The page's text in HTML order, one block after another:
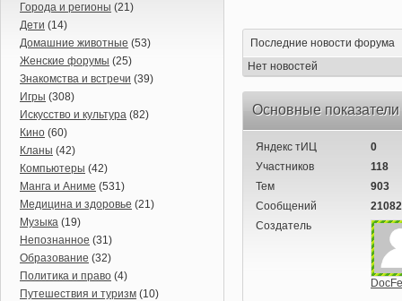
Города и регионы (21)
Дети (14)
Домашние животные (53)
Женские форумы (25)
Знакомства и встречи (39)
Игры (308)
Искусство и культура (82)
Кино (60)
Кланы (42)
Компьютеры (42)
Манга и Аниме (531)
Медицина и здоровье (21)
Музыка (19)
Непознанное (31)
Образование (32)
Политика и право (4)
Путешествия и туризм (10)
Последние новости форума
Нет новостей
Основные
Яндекс тИЦ
0
Участников
118
Тем
903
Сообщений
Создатель